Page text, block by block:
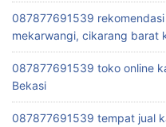
087877691539
mekarwangi, cikarang barat
087877691539 toko online
Bekasi
087877691539 tempat jual